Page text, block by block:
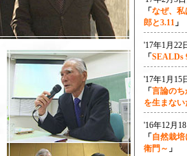
「 なぜ、私
郎と3.11 」
'17年1月22
「 SEALDs
'17年1月15
「 言論のち
を生まない
'16年12月
「 自然栽
衛門～ 」